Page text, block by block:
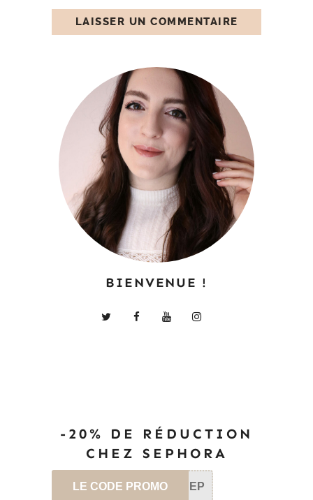
BIENVENUE !
-20% DE RÉDUCTION
CHEZ SEPHORA
LE CODE PROMO SEP